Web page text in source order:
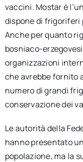
vaccini. Mostar è
dispone di frigoriferi
Anche per quanto
bosniaco-
organizzazioni
che avrebbe fornito
numero di grandi
conservazione dei
Le autorità della
hanno presentato
popolazione, ma la